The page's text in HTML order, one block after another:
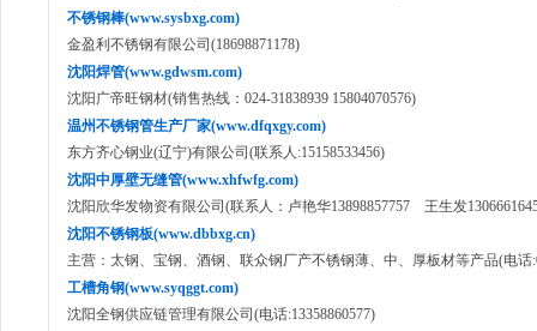
不锈钢棒(www.sysbxg.com)
金盈利不锈钢有限公司(18698871178)
沈阳焊管(www.gdwsm.com)
沈阳广帝旺钢材(销售热线：024-31838939 15804070576)
温州不锈钢管生产厂家(www.dfqxgy.com)
东方齐心钢业(辽宁)有限公司(联系人:15158533456)
沈阳中厚壁无缝管(www.xhfwfg.com)
沈阳欣华发物资有限公司(联系人：卢艳华13898857757 王生发
沈阳不锈钢板(www.dbbxg.cn)
主营：太钢、宝钢、酒钢、联众钢厂产不锈钢薄、中、厚板材等产品(电话
工槽角钢(www.syqggt.com)
沈阳全钢供应链管理有限公司(电话:13358860577)